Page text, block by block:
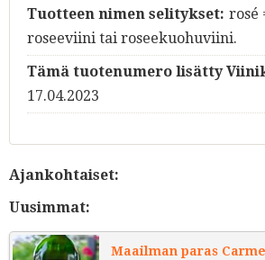
Tuotteen nimen selitykset: rosé
roseeviini tai roseekuohuviini.
Tämä tuotenumero lisätty
17.04.2023
Ajankohtaiset:
Uusimmat:
Maailman paras